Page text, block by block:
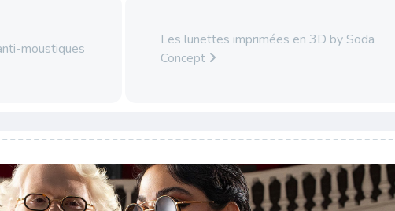
moustiques
Les lunettes imprimées en 3D by Soda
Concept